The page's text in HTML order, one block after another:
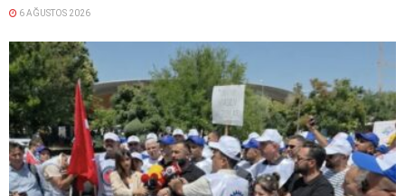
6 AĞUSTOS 2026